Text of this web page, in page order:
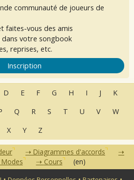
communauté de joueurs de
faites-vous des amis
votre songbook
reprises, etc.
Inscription
D E F G H I J
K
Q R S T U V
W
X
Y Z
Diagrammes d'accords
Cours (en)